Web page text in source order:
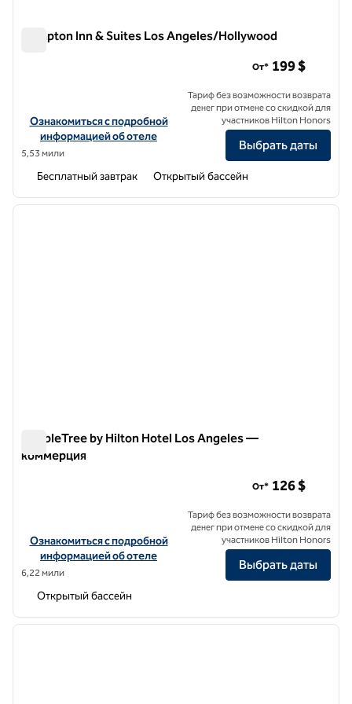
Hampton Inn & Suites Los Angeles/Hollywood
Посмотреть информацию об отеле Hampton Inn & Suites Los
Ознакомиться с подробной
информацией об отеле
5,53 мили
От* 199 $
Тариф без возможности возврата
денег при отмене со скидкой для
участников Hilton Honors
Выбрать даты
Бесплатный завтрак Открытый бассейн
1 из 11
DoubleTree by Hilton Hotel Los Angeles —
коммерция
Посмотреть информацию об отеле DoubleTree by Hilton Hotel
Ознакомиться с подробной
информацией об отеле
6,22 мили
От* 126 $
Тариф без возможности возврата
денег при отмене со скидкой для
участников Hilton Honors
Выбрать даты
Открытый бассейн
1 из 12